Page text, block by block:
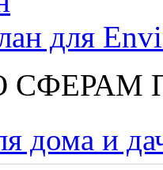
для
СФЕРАМ
дома и